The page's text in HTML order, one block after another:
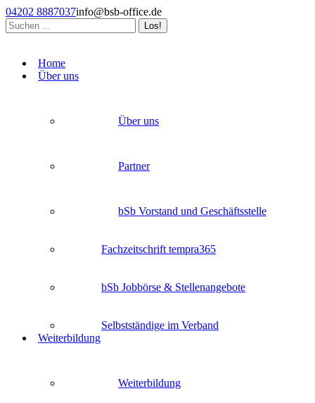
Zum
Inhalt
springen
04202 8887037info@bsb-office.de
Search:
opens
opens
opens
Home
Über uns
Über uns
Partner
bSb Vorstand und Geschäftsstelle
Fachzeitschrift tempra365
bSb Jobbörse & Stellenangebote
Selbstständige im Verband
Weiterbildung
Weiterbildung